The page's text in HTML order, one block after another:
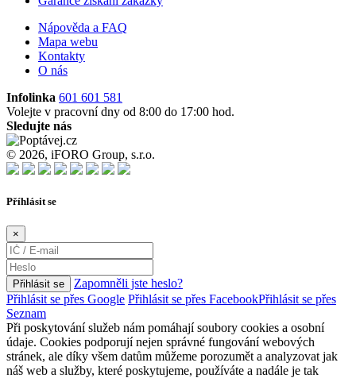
Nápověda a FAQ
Mapa webu
Kontakty
O nás
Infolinka 601 601 581
Volejte v pracovní dny od 8:00 do 17:00 hod.
Sledujte nás
© 2026, iFORO Group, s.r.o.
Příhlásit se
×
Přihlásit se
Zapomněli jste heslo?
Přihlásit se přes Google Přihlásit se přes FacebookPřihlásit se přes
Seznam
Při poskytování služeb nám pomáhají soubory cookies a osobní
údaje. Cookies podporují nejen správné fungování webových
stránek, ale díky všem datům můžeme porozumět a analyzovat jak
náš web a služby, které poskytujeme, používáte a nadále je tak